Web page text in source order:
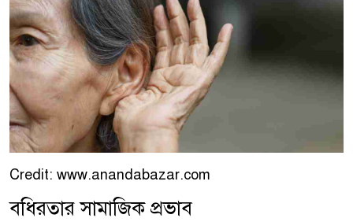
Credit: www.anandabazar.com
বধিরতার সামাজিক প্রভাব